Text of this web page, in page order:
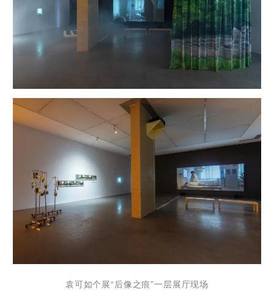
袁可如个展“后像之痕”一层展厅现场